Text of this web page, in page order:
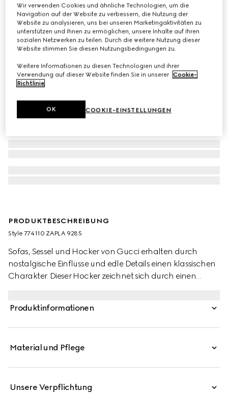
€ 3.100
PRODUKTBESCHREIBUNG
Style ‎774110 ZAPLA 9285
Sofas, Sessel und Hocker von Gucci erhalten durch
nostalgische Einflüsse und edle Details einen klassischen
Charakter. Dieser Hocker zeichnet sich durch einen
Fransenbesatz sowie Beinen mit goldfarbenen Füßen
Produktinformationen
Material und Pflege
Unsere Verpflichtung
Wir verwenden Cookies und ähnliche Technologien, um die
Navigation auf der Website zu verbessern, die Nutzung der
Website zu analysieren, uns bei unseren Marketingaktivitäten zu
unterstützen und Ihnen zu ermöglichen, unsere Inhalte auf Ihren
sozialen Netzwerken zu teilen. Durch die weitere Nutzung dieser
Website stimmen Sie diesen Nutzungsbedingungen zu.
Weitere Informationen zu diesen Technologien und ihrer
Verwendung auf dieser Website finden Sie in unserer Cookie-
Richtlinie.
COOKIE-EINSTELLUNGEN
OK